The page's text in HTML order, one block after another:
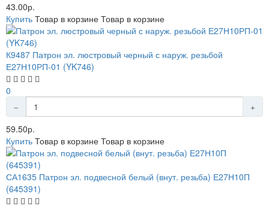
43.00р.
Купить Товар в корзине Товар в корзине
К9487 Патрон эл. люстровый черный с наруж. резьбой
Е27Н10РП-01 (YK746)
0
59.50р.
Купить Товар в корзине Товар в корзине
СА1635 Патрон эл. подвесной белый (внут. резьба) Е27Н10П
(645391)